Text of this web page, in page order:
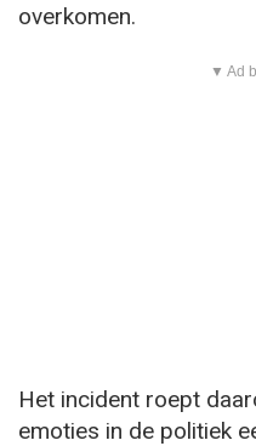
overkomen.
▼ Ad
Het incident roept
emoties in de politiek